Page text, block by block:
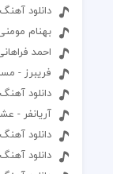
دانلود
بهنام
احمد
فریبرز -
دانلود
آریانفر -
دانلود
دانلود